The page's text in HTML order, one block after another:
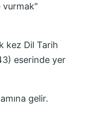
vurmak"
kez Dil Tarih
eserinde yer
gelir.